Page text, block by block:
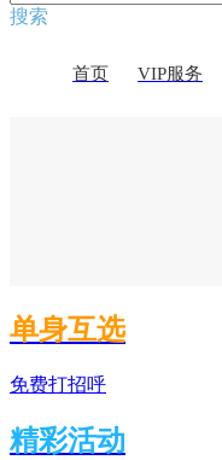
搜索
首页 VIP服务
单身互选
免费打招呼
精彩活动